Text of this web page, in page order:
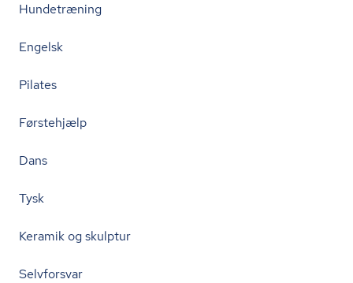
Hundetræning
Engelsk
Pilates
Førstehjælp
Dans
Tysk
Keramik og skulptur
Selvforsvar